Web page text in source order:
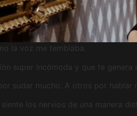
la voz me temblaba.
super incómoda y que te genera
sudar mucho. A otros por
los nervios de una manera